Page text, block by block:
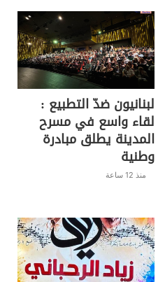
لبنانيون ضدّ التطبيع :
لقاء واسع في مسرح
المدينة يطلق مبادرة
وطنية
منذ 12 ساعة